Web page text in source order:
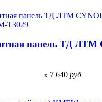
панель ТД ЛТМ
x 7 640 руб